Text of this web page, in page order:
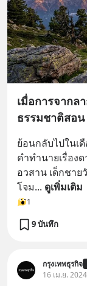
เมื่อการจากล
ธรรมชาติสอน
ย้อนกลับไปในเ
คำทำนายเรื่องด
อวสาน เด็กชาย
โจม... ดูเพิ่มเติม
1
9 บันทึก
กรุงเทพธุรกิจ
16 เม.ย.